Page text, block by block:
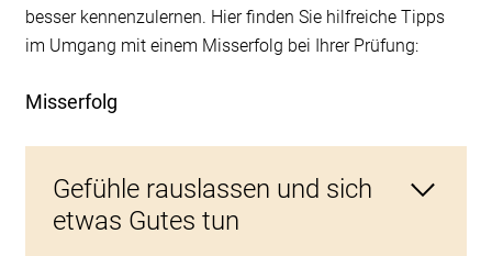
besser kennenzulernen. Hier finden Sie hilfreiche Tipps
im Umgang mit einem Misserfolg bei Ihrer Prüfung:
Misserfolg
Gefühle rauslassen und sich
etwas Gutes tun